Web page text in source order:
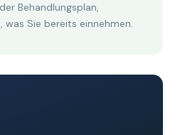
Behandlungsplan,
Sie bereits einnehmen.